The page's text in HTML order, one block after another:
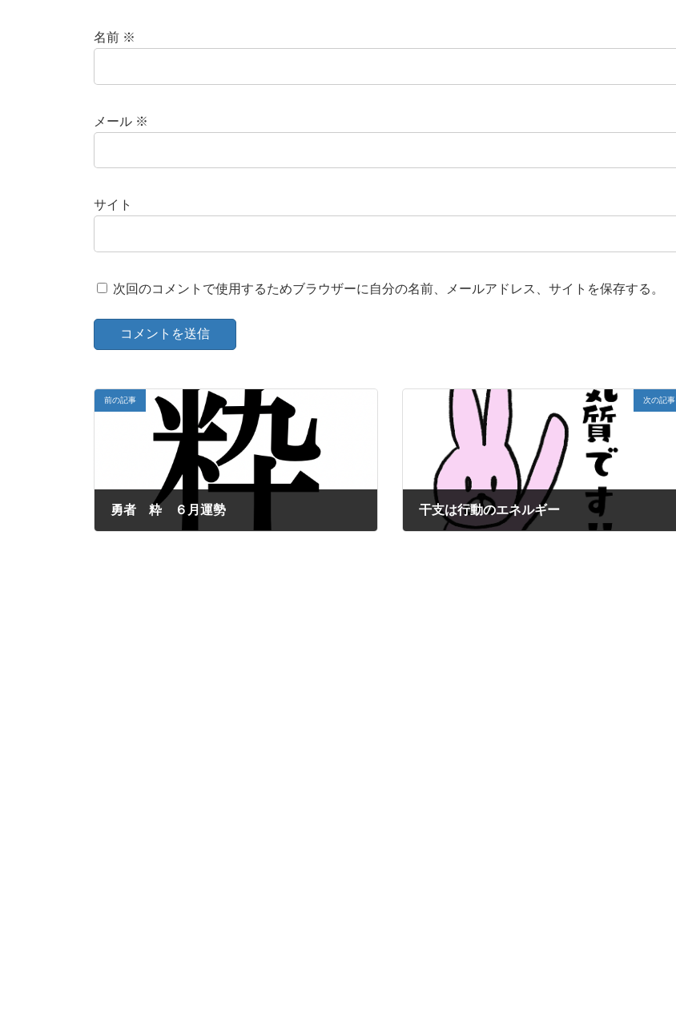
名前 ※
メール ※
サイト
次回のコメントで使用するためブラウザーに自分の名前、メールアドレス、サイトを保存する。
前の記事
勇者 粋 ６月運勢
次の記事
干支は行動のエネルギー